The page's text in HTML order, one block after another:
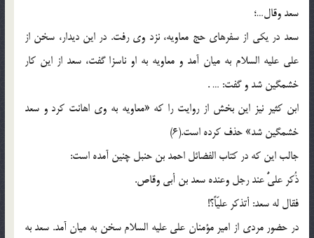
سعد وقال…؛
سعد در یکى از سفرهاى حج معاویه، نزد وى رفت. در این دیدار، سخن از
على علیه السلام به میان آمد و معاویه به او ناسزا گفت، سعد از این کار
خشمگین شد و گفت: … .
ابن کثیر نیز این بخش از روایت را که «معاویه به وى اهانت کرد و سعد
خشمگین شد» حذف کرده است.(6)
جالب این که در کتاب الفضائل احمد بن حنبل چنین آمده است:
ذُکر علىٌّ عند رجل وعنده سعد بن أبی وقاص.
فقال له سعد: أتذکر علیّاً؟!
در حضور مردى از امیر مؤمنان على علیه السلام سخن به میان آمد. سعد به